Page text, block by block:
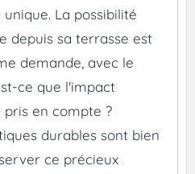
La possibilité
depuis sa terrasse est
demande, avec le
ce que l'impact
en compte ?
durables sont bien
ce précieux